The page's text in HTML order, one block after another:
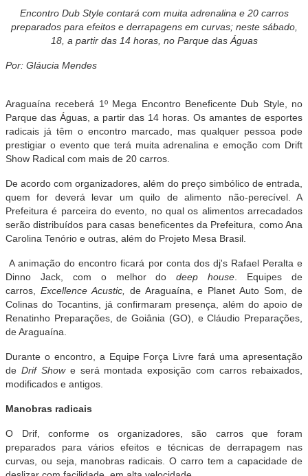
Encontro Dub Style contará com muita adrenalina e 20 carros
preparados para efeitos e derrapagens em curvas; neste sábado,
18, a partir das 14 horas, no Parque das Águas
Por: Gláucia Mendes
Araguaína receberá 1º Mega Encontro Beneficente Dub Style, no
Parque das Águas, a partir das 14 horas. Os amantes de esportes
radicais já têm o encontro marcado, mas qualquer pessoa pode
prestigiar o evento que terá muita adrenalina e emoção com Drift
Show Radical com mais de 20 carros.
De acordo com organizadores, além do preço simbólico de entrada,
quem for deverá levar um quilo de alimento não-perecível. A
Prefeitura é parceira do evento, no qual os alimentos arrecadados
serão distribuídos para casas beneficentes da Prefeitura, como Ana
Carolina Tenório e outras, além do Projeto Mesa Brasil.
A animação do encontro ficará por conta dos dj's Rafael Peralta e
Dinno Jack, com o melhor dodeep house . Equipes de
carros, Excellence Acustic,
de Araguaína, e Planet Auto Som, de
Colinas do Tocantins, já confirmaram presença, além do apoio de
Renatinho Preparações, de Goiânia (GO), e Cláudio Preparações,
de Araguaína.
Durante o encontro, a Equipe Força Livre fará uma apresentação
de Drif Showe será montada exposição com carros rebaixados,
modificados e antigos.
Manobras radicais
O Drif, conforme os organizadores, são carros que foram
preparados para vários efeitos e técnicas de derrapagem nas
curvas, ou seja, manobras radicais. O carro tem a capacidade de